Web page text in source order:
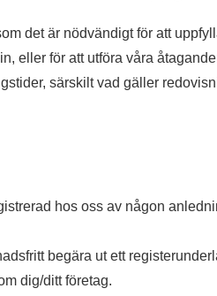
det är nödvändigt för att
eller för att utföra våra
särskilt vad gäller
hos oss av någon
begära ut ett
dig/ditt företag.